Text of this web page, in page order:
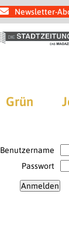
Newsletter-
Grün
Benutzername
Passwort